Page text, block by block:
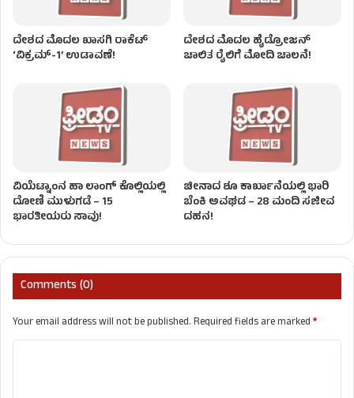
ದೇಶದ ಮೊದಲ ಖಾಸಗಿ ರಾಕೆಟ್
‘ವಿಕ್ರಮ್-1’ ಉಡಾವಣೆ!
ದೇಶದ ಮೊದಲ ಹೈಡ್ರೋಜನ್‌
ಚಾಲಿತ ರೈಲಿಗೆ ಮೋದಿ ಚಾಲನೆ!
ವಿಯೆಟ್ನಾಂನ ಹಾ ಲಾಂಗ್ ಕೊಲ್ಲಿಯಲ್ಲಿ
ದೋಣಿ ಮುಳುಗಡೆ – 15
ಭಾರತೀಯರು ಸಾವು!
ಚೀನಾದ ಶೂ ಕಾರ್ಖಾನೆಯಲ್ಲಿ ಭಾರಿ
ಬೆಂಕಿ ಅವಘಡ – 28 ಮಂದಿ ಸಜೀವ
ದಹನ!
Comments (0)
Your email address will not be published.Required fields are marked*